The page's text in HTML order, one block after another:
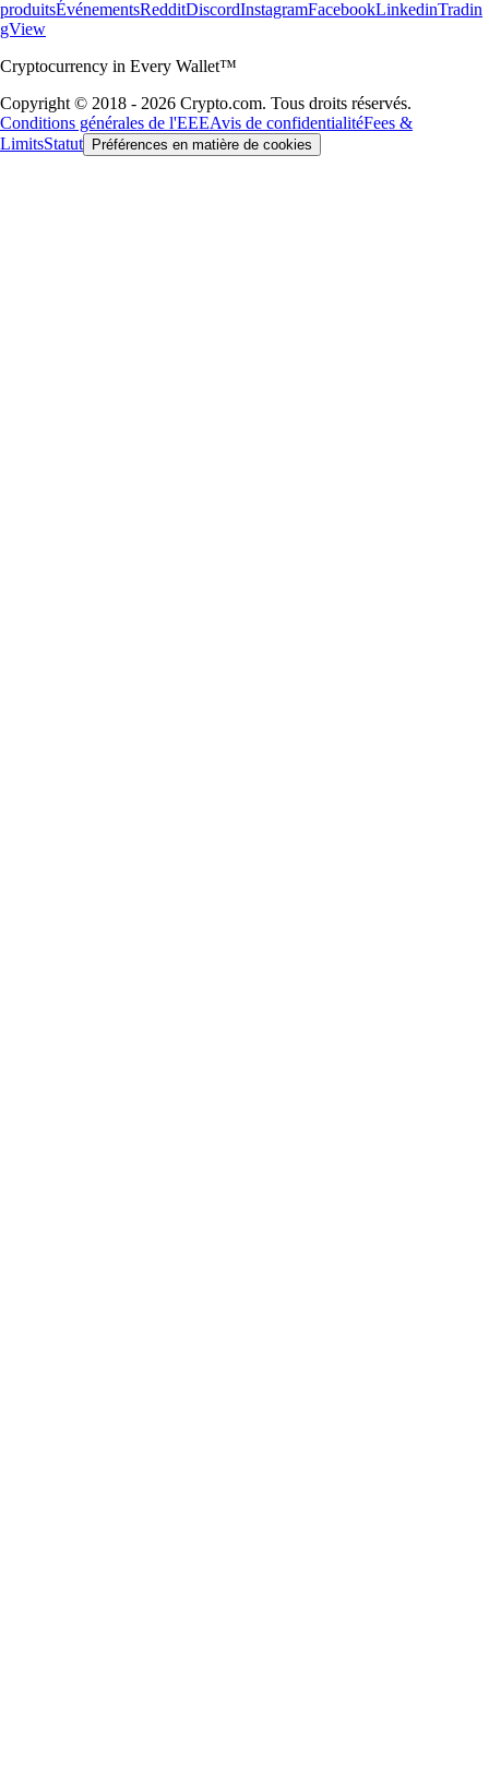
produitsÉvénementsRedditDiscordInstagramFacebookLinkedinTradin
gView
Cryptocurrency in Every Wallet™
Copyright © 2018 - 2026 Crypto.com. Tous droits réservés.
Conditions générales de l'EEEAvis de confidentialitéFees &
LimitsStatut Préférences en matière de cookies